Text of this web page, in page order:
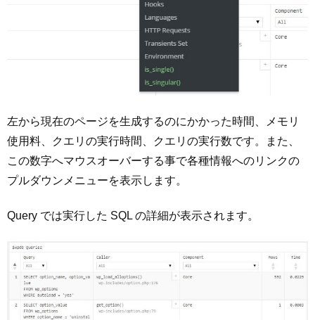
左から現在のページを生成するのにかかった時間、メモリ
使用料、クエリの実行時間、クエリの実行数です。また、
この数字へマウスオーバーする事で各種情報へのリンクの
プルダウンメニューを表示します。
Query では実行した SQL の詳細が表示されます。